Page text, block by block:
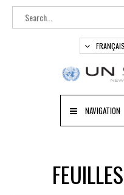
FRANÇAIS
NAVIGATION